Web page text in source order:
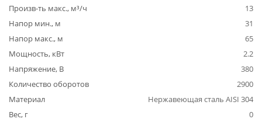
Произв-ть макс., м³/ч
13
Напор мин., м
31
Напор макс., м
65
Мощность, кВт
2.2
Напряжение, В
380
Количество оборотов
2900
Материал
Нержавеющая сталь AISI 304
Вес, г
0